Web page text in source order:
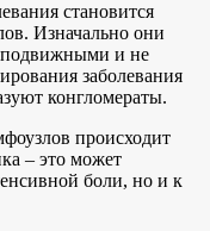
становится
Изначально они
подвижными и не
заболевания
конгломераты.
происходит
– это может
боли, но и к